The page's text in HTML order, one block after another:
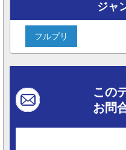
ジャ
フルプリ
この
お問